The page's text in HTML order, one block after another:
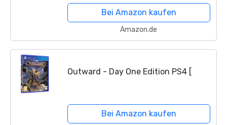
Bei Amazon kaufen
Amazon.de
Outward - Day One Edition PS4 [
Bei Amazon kaufen